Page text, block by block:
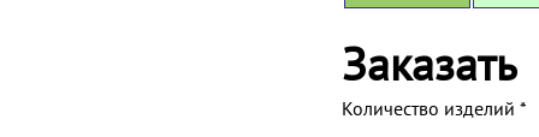
Заказать
Количество изделий *